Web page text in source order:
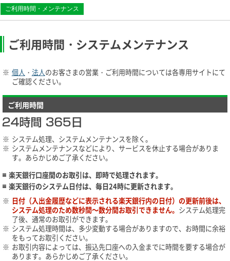
ご利用時間・メンテナンス
ご利用時間・システムメンテナンス
※ 個人 ・ 法人 のお客さまの営業・ご利用時間については各専用サイトにて
ご確認ください。
ご利用時間
※ システム処理、システムメンテナンスを除く。
※ システムメンテナンスなどにより、サービスを休止する場合がありま
す。あらかじめご了承ください。
楽天銀行口座間のお取引は、即時で処理されます。
楽天銀行のシステム日付は、毎日24時に更新されます。
※ 日付（入出金履歴などに表示される楽天銀行内の日付）の更新前後は、
システム処理のため数秒間～数分間お取引できません。 システム処理完
了後、通常のお取引ができます。
※ システム処理時間は、多少変動する場合がありますので、お時間に余裕
をもってお取引ください。
※ お取引内容によっては、振込先口座への入金までに時間を要する場合が
あります。あらかじめご了承ください。